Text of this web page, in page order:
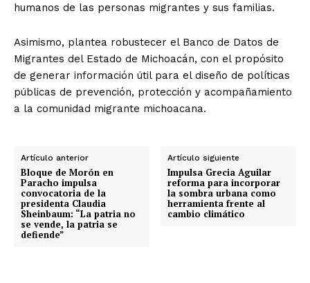
humanos de las personas migrantes y sus familias.
Asimismo, plantea robustecer el Banco de Datos de
Migrantes del Estado de Michoacán, con el propósito
de generar información útil para el diseño de políticas
públicas de prevención, protección y acompañamiento
a la comunidad migrante michoacana.
Artículo anterior
Bloque de Morón en
Paracho impulsa
convocatoria de la
presidenta Claudia
Sheinbaum: “La patria no
se vende, la patria se
defiende”
Artículo siguiente
Impulsa Grecia Aguilar
reforma para incorporar
la sombra urbana como
herramienta frente al
cambio climático